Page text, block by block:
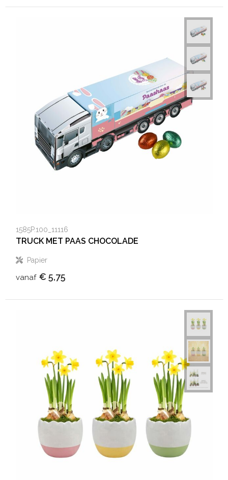
1585P.100_11116
TRUCK MET PAAS CHOCOLADE
Papier
vanaf € 5,75